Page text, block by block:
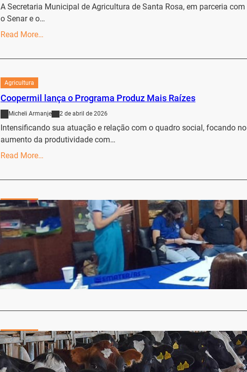
A Secretaria Municipal de Agricultura de Santa Rosa, em parceria com
o Senar e o…
Read More…
Agricultura
Coopermil lança o Programa Produz Mais Raízes
Micheli Armanje 2 de abril de 2026
Intensificando sua atuação e relação com o quadro social, focando no
aumento da produtividade com…
Read More…
Agricultura
Produtores de São Luiz Gonzaga discutem estratégias para
agregação de valor e comercialização de produtos
13 de março de 2026
Associados da Cooperativa Agroindustrial de Artesãos (Cooparte) de
São Luiz Gonzaga e representantes da Feira…
Read More…
Agricultura
Cotrirosa antecipa pagamento aos produtores de leite pela
primeira vez na história